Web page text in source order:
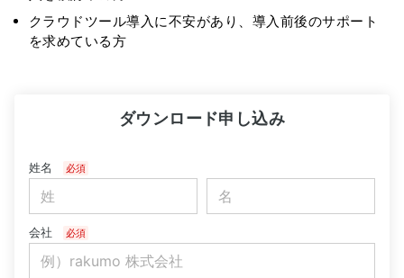
クラウドツール導入に不安があり、導入前後のサポート
を求めている方